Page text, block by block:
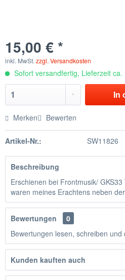
15,00 € *
inkl. MwSt. zzgl. Versandkosten
Sofort versandfertig, Lieferzeit
In
Merken Bewerten
Artikel-Nr.: SW11826
Beschreibung
Erschienen bei Frontmusik/
waren meines Erachtens neben
Bewertungen
0
Bewertungen lesen, schreiben und
Kunden kauften auch